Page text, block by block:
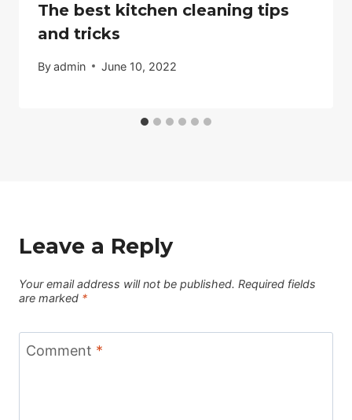
The best kitchen cleaning tips
and tricks
Byadmin June 10, 2022
Leave a Reply
Your email address will not be published. Required fields
are marked *
Comment *